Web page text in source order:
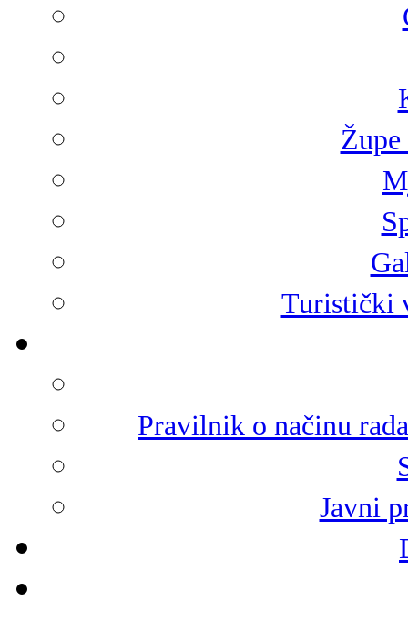
Turistički
Pravilnik o načinu
Javni